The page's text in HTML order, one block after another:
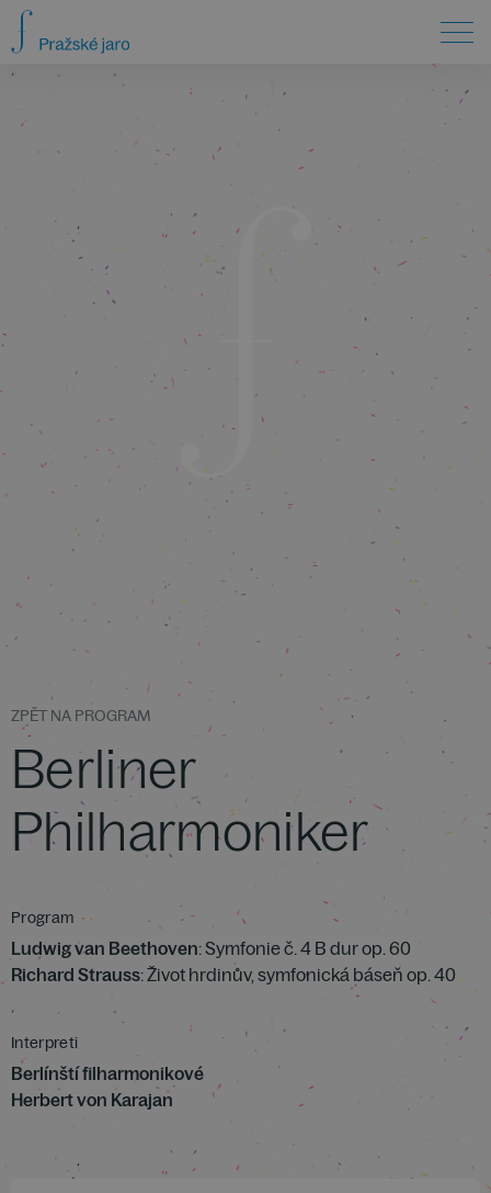
ZPĚT NA PROGRAM
Berliner
Philharmoniker
Program
Ludwig van Beethoven: Symfonie č. 4 B dur op. 60
Richard Strauss: Život hrdinův, symfonická báseň op. 40
Interpreti
Berlínští filharmonikové
Herbert von Karajan